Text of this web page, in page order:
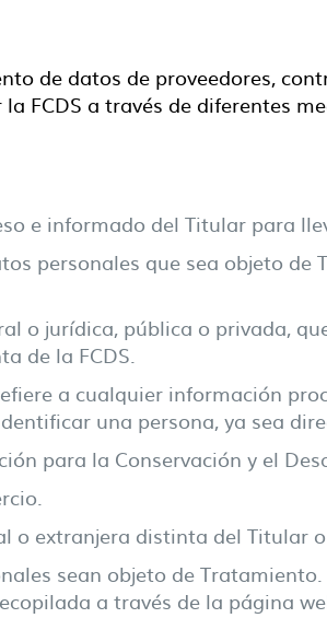
de datos de proveedores,
FCDS a través de diferentes
e informado del Titular para
personales que sea objeto
o jurídica, pública o privada,
de la FCDS.
a cualquier información
una persona, ya sea
para la Conservación y el
o extranjera distinta del Titular
sean objeto de
a través de la página